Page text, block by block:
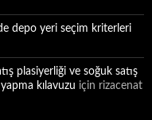
depo yeri seçim kriterleri
plasiyerliği ve soğuk satış
kılavuzu için rizacenat